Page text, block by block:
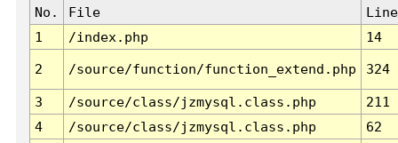
No. File
Line
1
/index.php 14
2 /source/function/function_extend.php 324
3 /source/class/jzmysql.class.php
211
4
/source/class/jzmysql.class.php
62